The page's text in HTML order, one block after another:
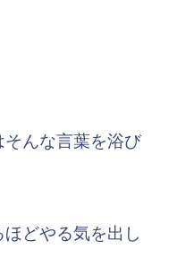
そんな言葉を浴び
どやる気を出し